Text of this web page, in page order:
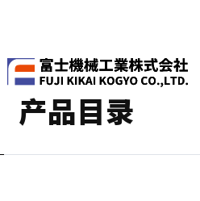
CATALOG
产品目录